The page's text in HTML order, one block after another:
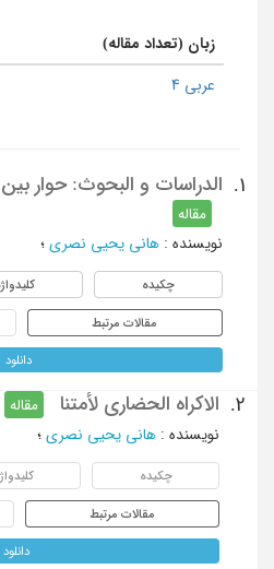
زبان (تعداد مقاله)
عربی 4
1. الدراسات و البحوث: حوار
مقاله
نویسنده : هانی یحیی نصری ؛
چکیده
مقالات مرتبط
دانلود
2. الاکراه الحضاری لأمتنا
مقاله
نویسنده : هانی یحیی نصری ؛
چکیده
مقالات مرتبط
دانلود